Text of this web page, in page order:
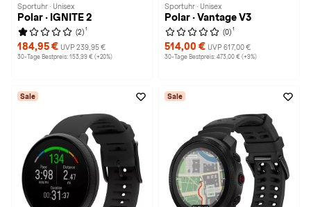
Sportuhr · Unisex
Polar · IGNITE 2
(2) 1
184,95 € UVP 239,95 €
30-Tage Bestpreis: 153,99 € (+20%)
Sportuhr · Unisex
Polar · Vantage V3
(0) 1
514,00 € UVP 617,00 €
30-Tage Bestpreis: 473,00 € (+9%)
Sale Sale